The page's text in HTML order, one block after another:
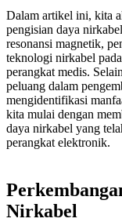
Dalam artikel ini, kita
pengisian daya
resonansi magnetik,
teknologi nirkabel
perangkat medis.
peluang dalam
mengidentifikasi
kita mulai dengan
daya nirkabel yang
perangkat elektronik.
Nirkabel